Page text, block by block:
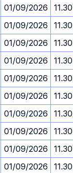
01/09/2026 11.30
01/09/2026 11.30
01/09/2026 11.30
01/09/2026 11.30
01/09/2026 11.30
01/09/2026 11.30
01/09/2026 11.30
01/09/2026 11.30
01/09/2026 11.30
01/09/2026 11.30